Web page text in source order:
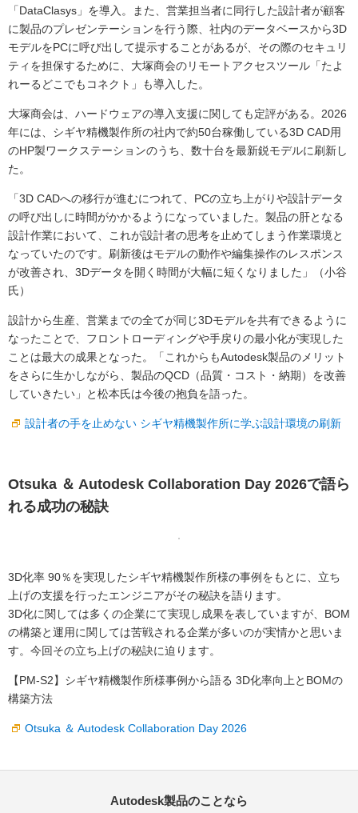
「DataClasys」を導入。また、営業担当者に同行した設計者が顧客
に製品のプレゼンテーションを行う際、社内のデータベースから3D
モデルをPCに呼び出して提示することがあるが、その際のセキュリ
ティを担保するために、大塚商会のリモートアクセスツール「たよ
れーるどこでもコネクト」も導入した。
大塚商会は、ハードウェアの導入支援に関しても定評がある。2026
年には、シギヤ精機製作所の社内で約50台稼働している3D CAD用
のHP製ワークステーションのうち、数十台を最新鋭モデルに刷新し
た。
「3D CADへの移行が進むにつれて、PCの立ち上がりや設計データ
の呼び出しに時間がかかるようになっていました。製品の肝となる
設計作業において、これが設計者の思考を止めてしまう作業環境と
なっていたのです。刷新後はモデルの動作や編集操作のレスポンス
が改善され、3Dデータを開く時間が大幅に短くなりました」（小谷
氏）
設計から生産、営業までの全てが同じ3Dモデルを共有できるように
なったことで、フロントローディングや手戻りの最小化が実現した
ことは最大の成果となった。「これからもAutodesk製品のメリット
をさらに生かしながら、製品のQCD（品質・コスト・納期）を改善
していきたい」と松本氏は今後の抱負を語った。
設計者の手を止めない シギヤ精機製作所に学ぶ設計環境の刷新
Otsuka ＆ Autodesk Collaboration Day 2026で語ら
れる成功の秘訣
3D化率 90％を実現したシギヤ精機製作所様の事例をもとに、立ち
上げの支援を行ったエンジニアがその秘訣を語ります。
3D化に関しては多くの企業にて実現し成果を表していますが、BOM
の構築と運用に関しては苦戦される企業が多いのが実情かと思いま
す。今回その立ち上げの秘訣に迫ります。
【PM-S2】シギヤ精機製作所様事例から語る 3D化率向上とBOMの
構築方法
Otsuka ＆ Autodesk Collaboration Day 2026
Autodesk製品のことなら